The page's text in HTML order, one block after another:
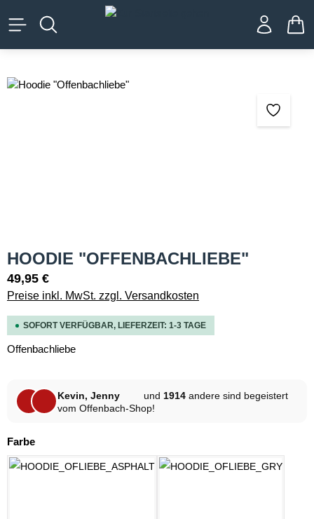
springen
Bildergalerie überspringen
HOODIE "OFFENBACHLIEBE"
49,95 €
Preise inkl. MwSt. zzgl. Versandkosten
SOFORT VERFÜGBAR, LIEFERZEIT: 1-3 TAGE
Offenbachliebe
Kevin, Jenny und 1914 andere sind begeistert
vom Offenbach-Shop!
Farbeauswählen